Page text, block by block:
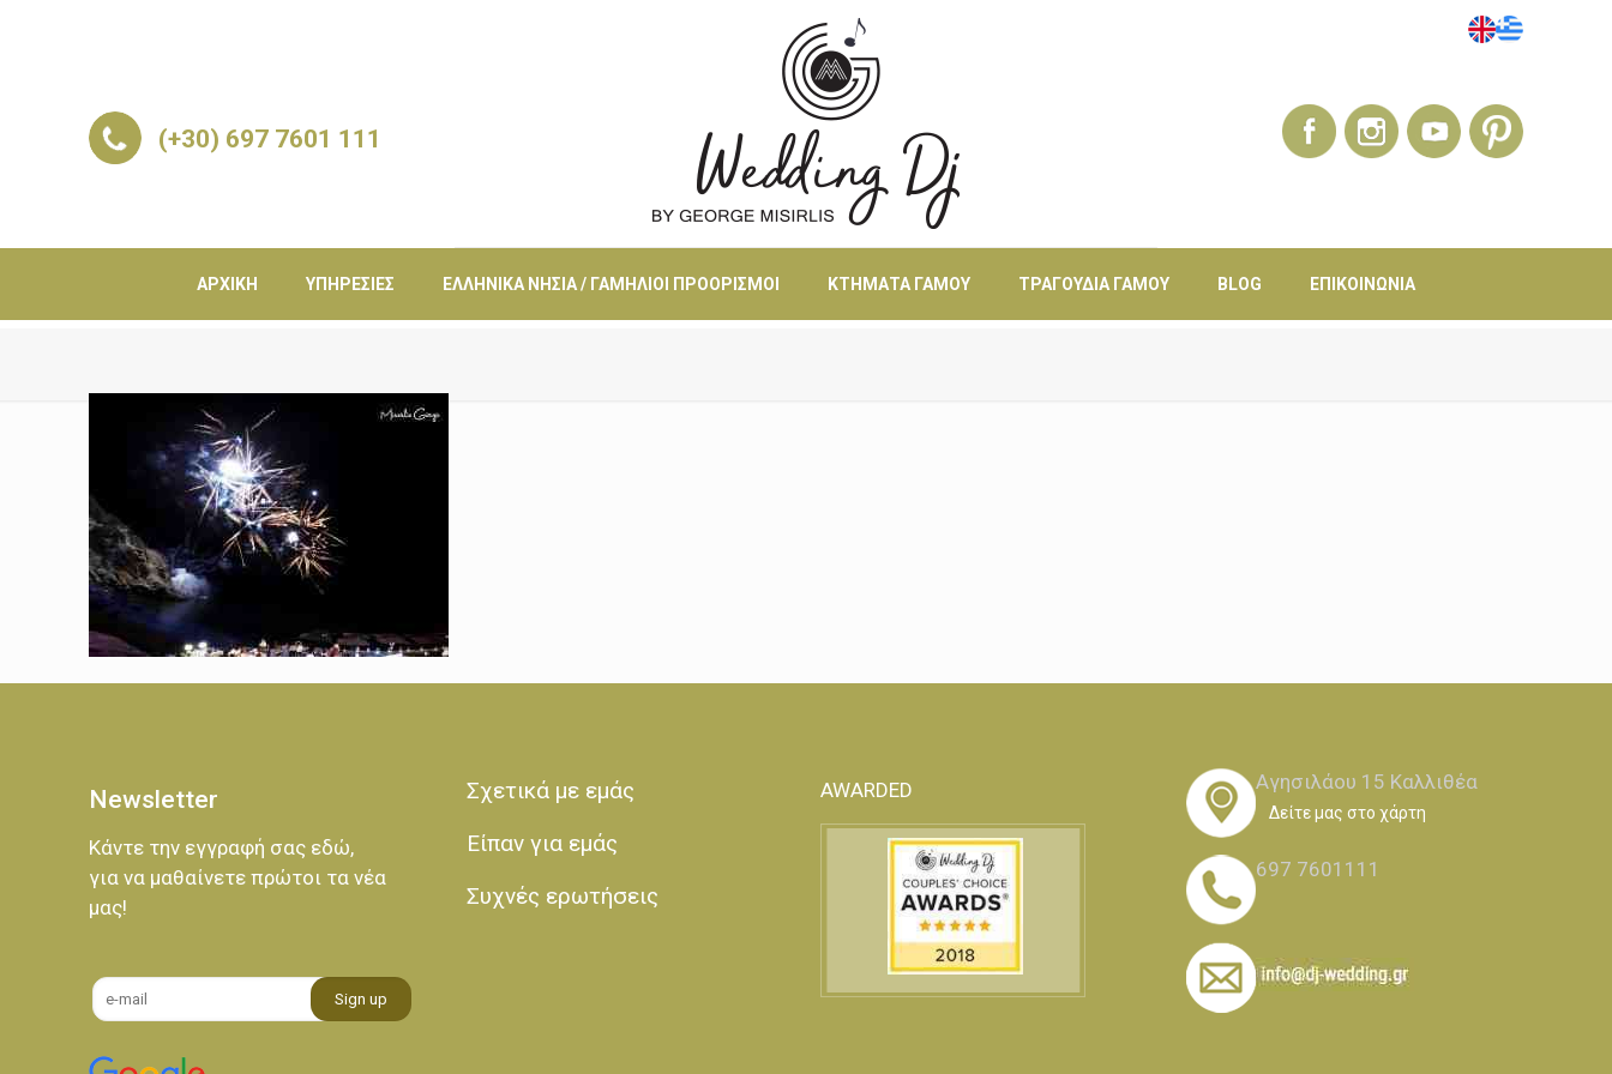
(+30) 697 7601 111
ΑΡΧΙΚΉ ΥΠΗΡΕΣΊΕΣ ΕΛΛΗΝΙΚΆ ΝΗΣΙΆ / ΓΑΜΉΛΙΟΙ ΠΡΟΟΡΙΣΜΟΊ ΚΤΉΜΑΤΑ ΓΆΜΟΥ ΤΡΑΓΟΎΔΙΑ ΓΆΜΟΥ BLOG ΕΠΙΚΟΙΝΩΝΊΑ
Newsletter
Κάντε την εγγραφή σας εδώ,
για να μαθαίνετε πρώτοι τα νέα
μας!
Σχετικά με εμάς
Είπαν για εμάς
Συχνές ερωτήσεις
AWARDED Αγησιλάου 15 Καλλιθέα
Δείτε μας στο χάρτη
697 7601111